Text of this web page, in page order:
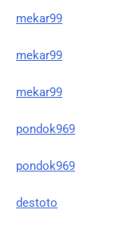
mekar99
mekar99
mekar99
pondok969
pondok969
destoto